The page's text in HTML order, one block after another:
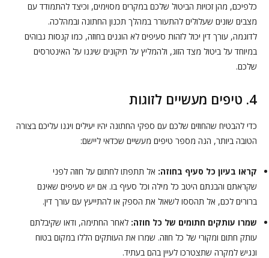
כלפיכם, מהן זכויות הביטול שלכם במקרים מסוימים, וכיצד להתמודד עם
מצבים שונים שעלולים להתעורר במהלך תכנון החתונה ובמהלכה.
לדוגמה, עורך דין יכול לזהות סעיפים לא הוגנים בחוזה, כמו קנסות גבוהים
במיוחד על ביטול מצד הזוג, ולהמליץ על תיקונים שיגנו על האינטרסים
שלכם.
4. טיפים מעשיים לזוגות
כדי להבטיח שהחוזים שלכם עם ספקי החתונה יהיו יעילים ויגנו עליכם בצורה
הטובה ביותר, הנה מספר טיפים מעשיים שכדאי ליישם:
קראו בעיון כל סעיף בחוזה: אל תתפתו לחתום על חוזה לפני
שקראתם והבנתם היטב כל מילה וכל סעיף בו. אם יש סעיפים שאינם
ברורים לכם, אל תהססו לשאול את הספק או להתייעץ עם עורך דין.
שמרו עותקים חתומים של כל חוזה: לאחר החתימה, ודאו שקיבלתם
עותק חתום ומקורי של כל חוזה. שמרו את העותקים הללו במקום בטוח
ונגיש למקרה שתצטרכו לעיין בהם בעתיד.